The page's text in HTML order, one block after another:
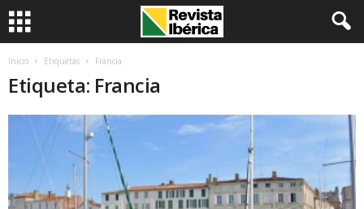
Inicio Etiquetas Francia
Etiqueta: Francia